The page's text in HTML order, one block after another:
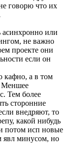
говорю что их
асинхронно или
не важно
проекте они
если он
кафно, а в том
Меншее
Тем более
сторонние
внедряют, то
какой нибудь
потом исп новые
явл минусом, но